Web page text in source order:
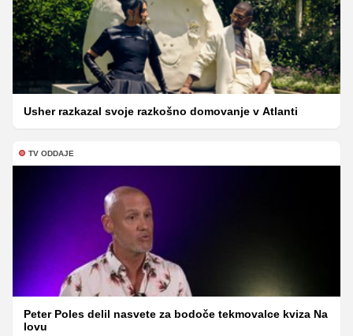
Usher razkazal svoje razkošno domovanje v Atlanti
TV ODDAJE
Peter Poles delil nasvete za bodoče tekmovalce kviza Na
lovu